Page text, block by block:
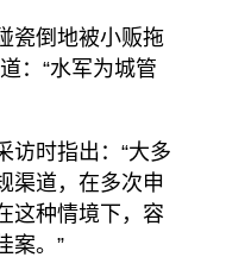
瓷倒地被小贩拖
：“水军为城管
访时指出：“大多
渠道，在多次申
这种情境下，容
案。”